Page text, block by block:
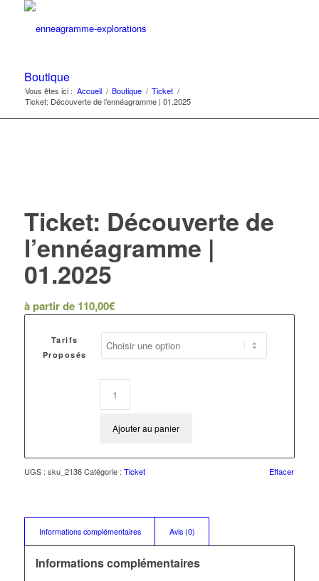
Boutique
Vous êtes ici : Accueil / Boutique / Ticket /
Ticket: Découverte de l’ennéagramme | 01.2025
Ticket: Découverte de
l’ennéagramme |
01.2025
à partir de 110,00€
Tarifs
Proposés
Effacer
Ajouter au panier
UGS : sku_2136 Catégorie : Ticket
Informations complémentaires Avis (0)
Informations complémentaires